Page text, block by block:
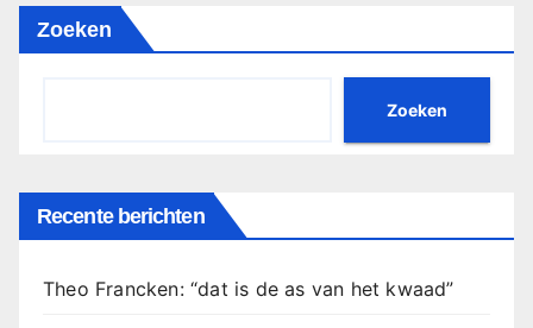
Zoeken
Zoeken
Recente berichten
Theo Francken: “dat is de as van het kwaad”